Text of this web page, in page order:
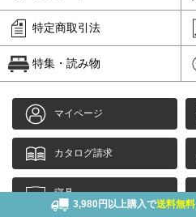
特定商取引法
特集・読み物
マイページ
カタログ請求
寝具
3,980円以上購入で送料無料